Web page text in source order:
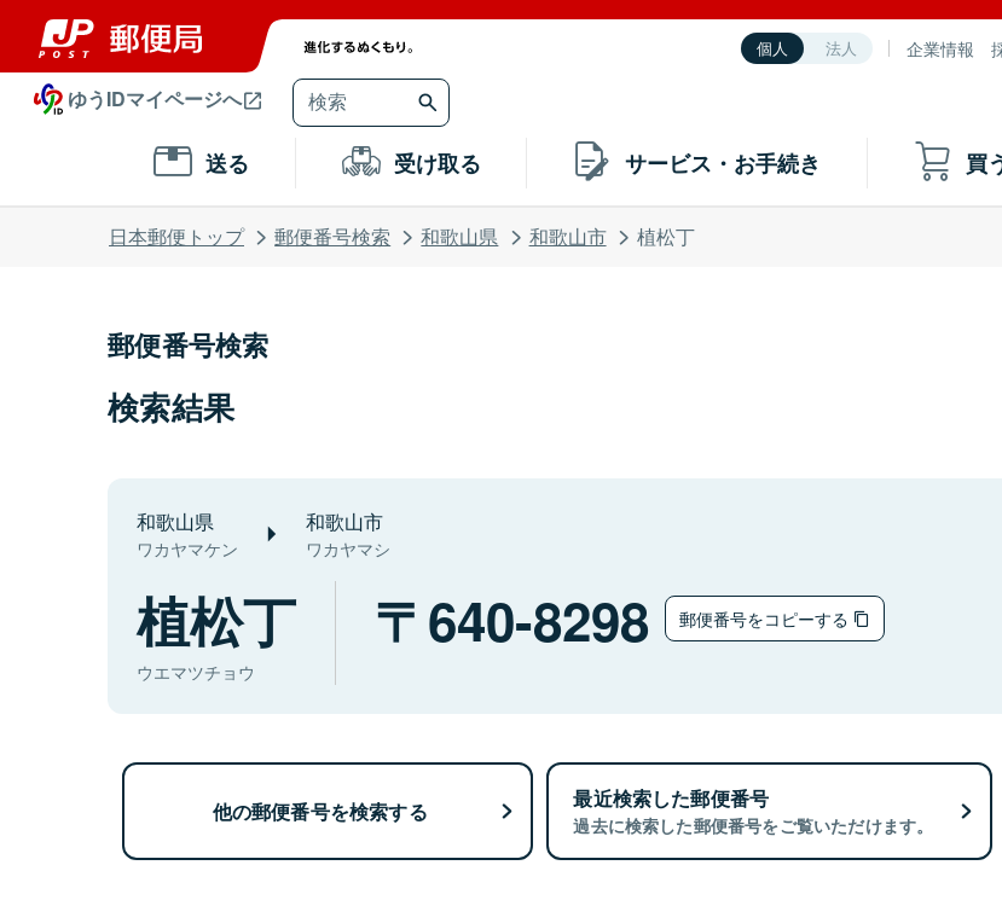
個人 法人 企業情報
ゆうIDマイページへ
送る 受け取る サービス・お手続き 買
日本郵便トップ 郵便番号検索 和歌山県 和歌山市 植松丁
郵便番号検索
検索結果
和歌山県
ワカヤマケン
和歌山市
ワカヤマシ
植松丁
ウエマツチョウ
640-8298 郵便番号をコピーする
他の郵便番号を検索する 最近検索した郵便番号
過去に検索した郵便番号をご覧いただけます。